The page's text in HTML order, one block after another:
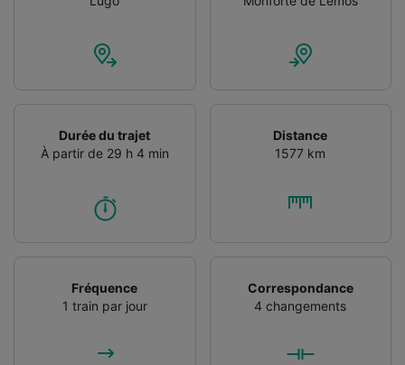
Durée du trajet
À partir de 29 h 4 min
Distance
1577 km
Fréquence
1 train par jour
Correspondance
4 changements